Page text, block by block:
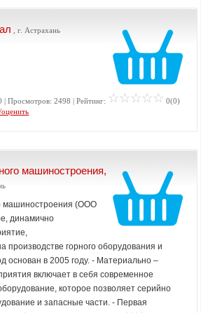
, г. Астрахань
| Просмотров: 2498 | Рейтинг:
0(0)
оценить
машиностроения,
машиностроения (ООО
динамично
производстве горного оборудования и
основан в 2005 году. - Материально –
включает в себя современное
которое позволяет серийно
и запасные части. - Первая